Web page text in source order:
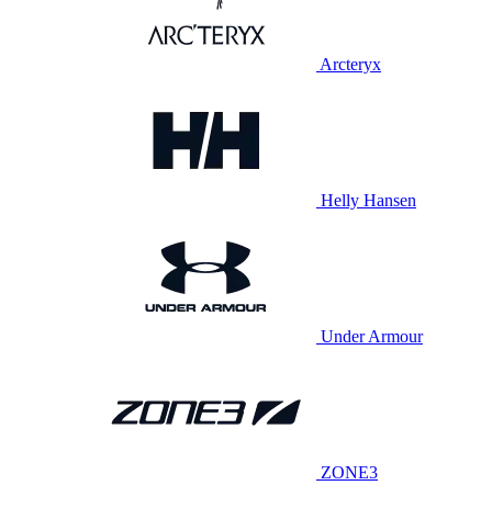
Arcteryx
Helly Hansen
Under Armour
ZONE3